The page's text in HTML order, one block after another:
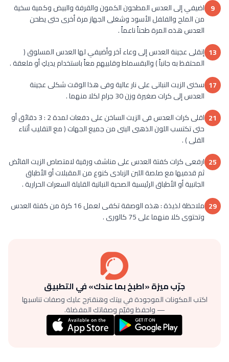
9 اضيفي إلى العدس المطحون الكمون والقرفة والبيض وكمية سخية
من الملح والفلفل الأسود وشغلى الجهاز مرة أخرى حتى يطحن
العدس هذه المرة طحناً ناعماً .
13 إنقلى عجينة العدس إلى وعاء آخر وأضيفي لها العدس المسلوق (
المحتفظ به جانباً ) والبقسماط وقلبيهم معاً باستخدام يديكِ أو ملعقة .
17 سخنى الزيت النباتى على نار عالية وفى هذا الوقت شكلى عجينة
العدس إلى كرات صغيرة وزن 30 جرام لكلا منهما .
21
اقلى كرات العدس فى الزيت الساخن على دفعات لمدة 2 : 3 دقائق أو
حتى تكتسب اللون الذهبى البنى من جميع الجهات ( مع التقليب أثناء
القلى ) .
25 ارفعى كرات كفتة العدس على مناشف ورقية لامتصاص الزيت الفائض
ثم قدميها مع صلصة اللبن الزبادى كنوع من المقبلات أو الأطباق
الجانبية أو الأطباق الرئيسية الصحية النباتية القليلة السعرات الحرارية .
29
ملاحظة لذيذة : هذه الوصفة تكفى لعمل 16 كرة من كفتة العدس
وتحتوى كلا منهما على 75 كالورى .
جرّب ميزة «اطبخ بما عندك» في التطبيق
اكتب المكونات الموجودة في بيتك وهنقترح عليك وصفات تناسبها
— واحفظ وقيّم وصفاتك المفضلة.